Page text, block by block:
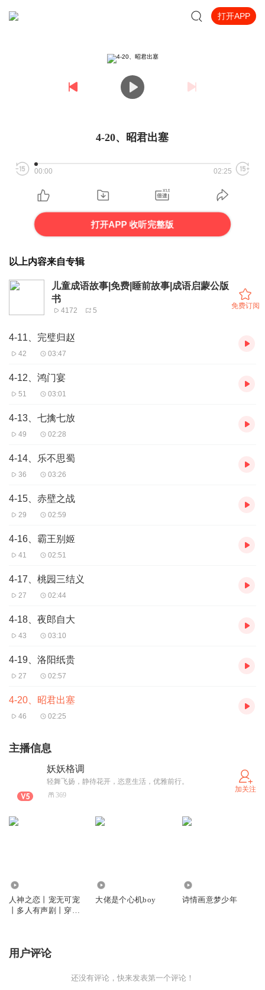
打开APP
4-20、昭君出塞
00:00 02:25
打开APP 收听完整版
以上内容来自专辑
儿童成语故事|免费|睡前故事|成语启蒙公版
书
4172 5
免费订阅
4-11、完璧归赵
42 03:47
4-12、鸿门宴
51 03:01
4-13、七擒七放
49 02:28
4-14、乐不思蜀
36 03:26
4-15、赤壁之战
29 02:59
4-16、霸王别姬
41 02:51
4-17、桃园三结义
27 02:44
4-18、夜郎自大
43 03:10
4-19、洛阳纸贵
27 02:57
4-20、昭君出塞
46 02:25
主播信息
妖妖格调
轻舞飞扬，静待花开，恣意生活，优雅前行。
369
加关注
人神之恋丨宠无可宠
丨多人有声剧丨穿越
大佬是个心机boy 诗情画意梦少年
用户评论
还没有评论，快来发表第一个评论！